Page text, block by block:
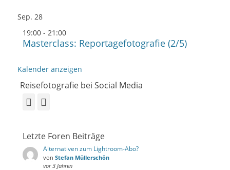
Sep. 28
19:00 - 21:00
Masterclass: Reportagefotografie (2/5)
Kalender anzeigen
Reisefotografie bei Social Media
Facebook
Letzte Foren Beiträge
Alternativen zum Lightroom-Abo?
von Stefan Müllerschön
vor 3 Jahren